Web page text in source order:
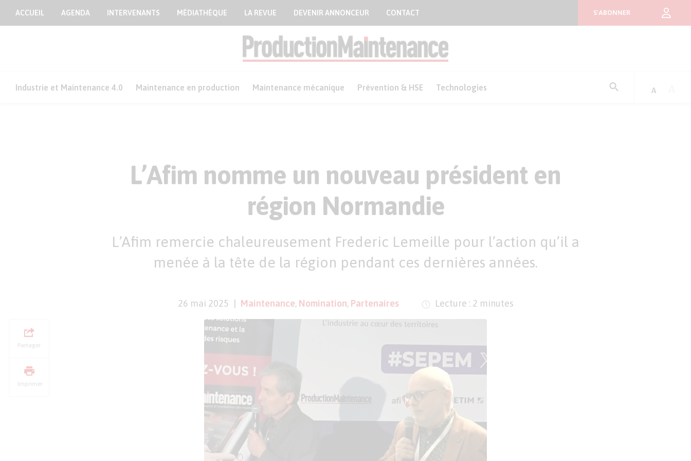
ACCUEIL AGENDA INTERVENANTS MÉDIATHÈQUE LA REVUE DEVENIR ANNONCEUR CONTACT S'ABONNER
Industrie et Maintenance 4.0 Maintenance en production Maintenance mécanique Prévention & HSE Technologies
L’Afim nomme un nouveau président en
région Normandie
L’Afim remercie chaleureusement Frederic Lemeille pour l’action qu’il a
menée à la tête de la région pendant ces dernières années.
26 mai 2025 Maintenance, Nomination, Partenaires Lecture : 2 minutes
Partager
Imprimer